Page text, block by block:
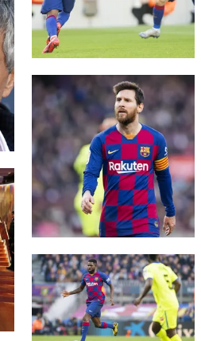
FC Barcelona club badge
FC Barcelona club badge